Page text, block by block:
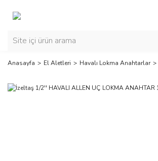
Anasayfa El Aletleri Havalı Lokma Anahtarlar